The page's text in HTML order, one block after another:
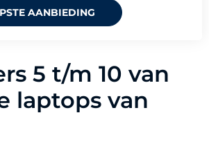
AANBIEDING
5 t/m 10 van
laptops van